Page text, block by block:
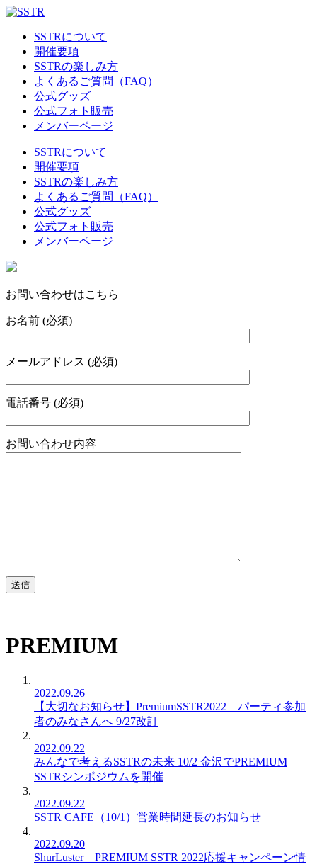
SSTRについて
開催要項
SSTRの楽しみ方
よくあるご質問（FAQ）
公式グッズ
公式フォト販売
メンバーページ
SSTRについて
開催要項
SSTRの楽しみ方
よくあるご質問（FAQ）
公式グッズ
公式フォト販売
メンバーページ
お問い合わせはこちら
お名前 (必須)
メールアドレス (必須)
電話番号 (必須)
お問い合わせ内容
PREMIUM
2022.09.26
【大切なお知らせ】PremiumSSTR2022 パーティ参加
者のみなさんへ 9/27改訂
2022.09.22
みんなで考えるSSTRの未来 10/2 金沢でPREMIUM
SSTRシンポジウムを開催
2022.09.22
SSTR CAFE（10/1）営業時間延長のお知らせ
2022.09.20
ShurLuster PREMIUM SSTR 2022応援キャンペーン情